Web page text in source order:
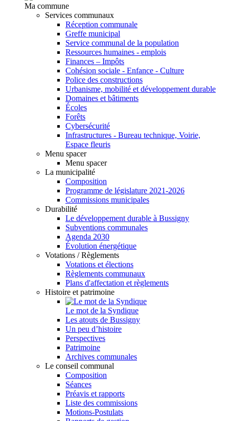
Ma commune
Services communaux
Réception communale
Greffe municipal
Service communal de la population
Ressources humaines - emplois
Finances – Impôts
Cohésion sociale - Enfance - Culture
Police des constructions
Urbanisme, mobilité et développement durable
Domaines et bâtiments
Écoles
Forêts
Cybersécurité
Infrastructures - Bureau technique, Voirie,
Espace fleuris
Menu spacer
Menu spacer
La municipalité
Composition
Programme de législature 2021-2026
Commissions municipales
Durabilité
Le développement durable à Bussigny
Subventions communales
Agenda 2030
Évolution énergétique
Votations / Règlements
Votations et élections
Règlements communaux
Plans d'affectation et règlements
Histoire et patrimoine
Le mot de la Syndique
Les atouts de Bussigny
Un peu d’histoire
Perspectives
Patrimoine
Archives communales
Le conseil communal
Composition
Séances
Préavis et rapports
Liste des commissions
Motions-Postulats